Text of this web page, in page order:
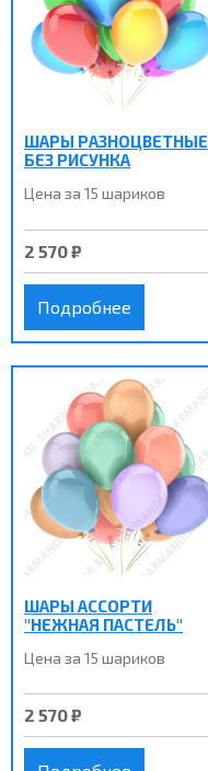
ШАРЫ РАЗНОЦВЕТНЫЕ
БЕЗ РИСУНКА
Цена за 15 шариков
2 570 ₽
Подробнее
ШАРЫ АССОРТИ
"НЕЖНАЯ ПАСТЕЛЬ"
Цена за 15 шариков
2 570 ₽